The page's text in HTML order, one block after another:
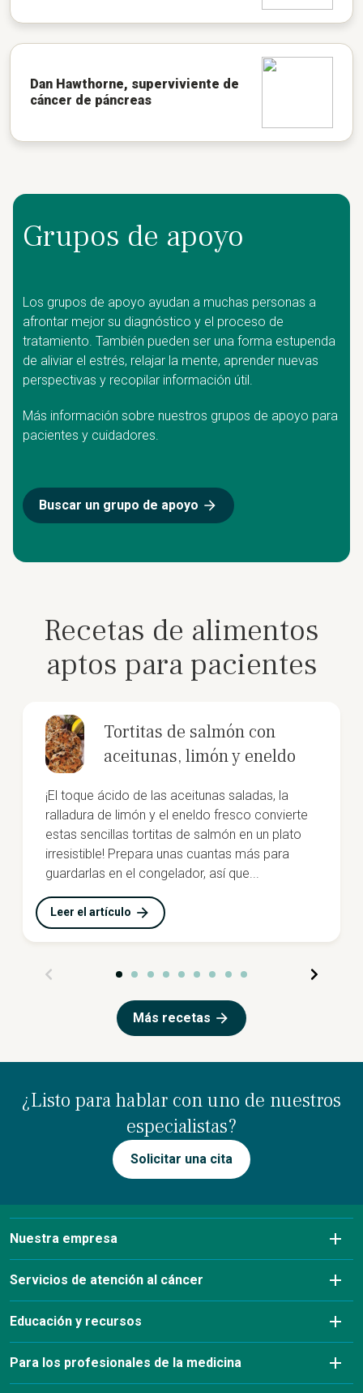
Dan Hawthorne, superviviente de
cáncer de páncreas
Grupos de apoyo
Los grupos de apoyo ayudan a muchas personas a
afrontar mejor su diagnóstico y el proceso de
tratamiento. También pueden ser una forma estupenda
de aliviar el estrés, relajar la mente, aprender nuevas
perspectivas y recopilar información útil.
Más información sobre nuestros grupos de apoyo para
pacientes y cuidadores.
Buscar un grupo de apoyo
Recetas de alimentos
aptos para pacientes
Tortitas de salmón con
aceitunas, limón y eneldo
¡El toque ácido de las aceitunas saladas, la
ralladura de limón y el eneldo fresco convierte
estas sencillas tortitas de salmón en un plato
irresistible! Prepara unas cuantas más para
guardarlas en el congelador, así que...
Leer el artículo
Más recetas
¿Listo para hablar con uno de nuestros
especialistas?
Solicitar una cita
Nuestra empresa
Sobre nosotros
Afecciones que tratamos
Nuestro equipo directivo
Servicios de atención al cáncer
Diagnóstico por imagen
Servicios de laboratorio
Educación y recursos
Eventos benéficos contra el cáncer y afiliaciones
Blog de educación sobre el cáncer
Para los profesionales de la medicina